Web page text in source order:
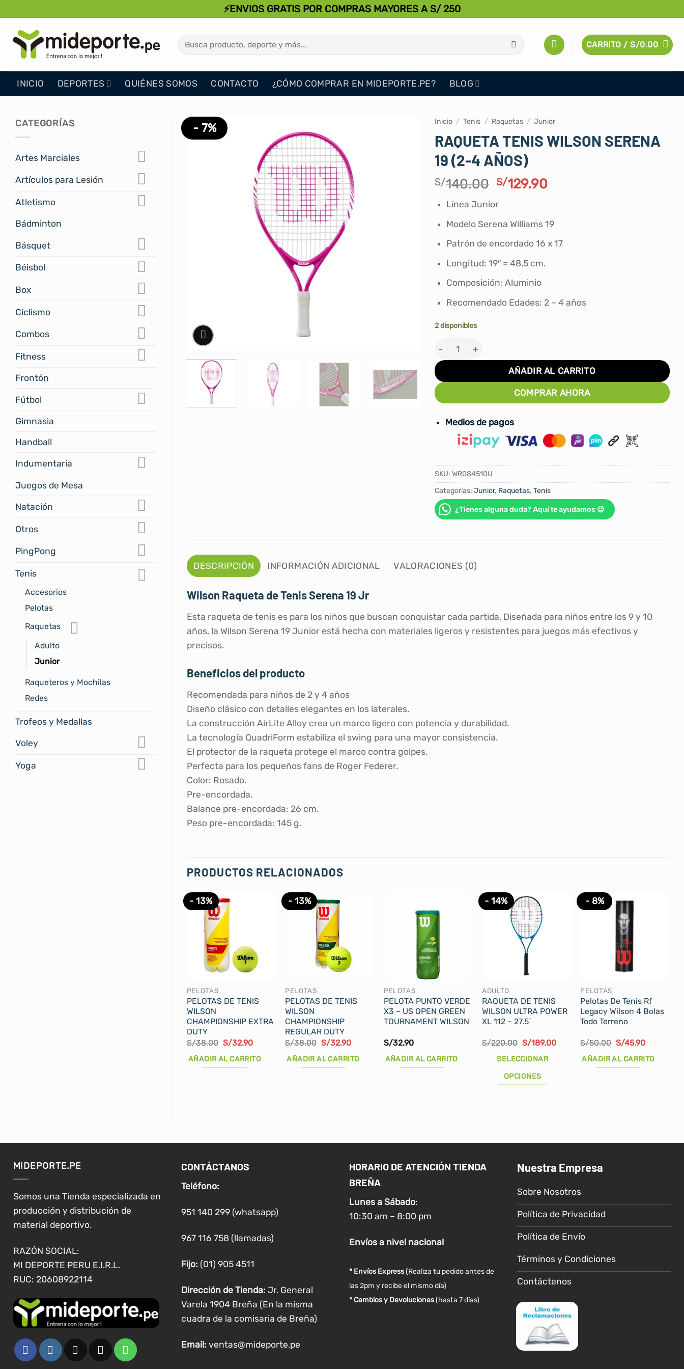
al
contenido
⚡ENVIOS GRATIS POR COMPRAS MAYORES A S/ 250
Buscar
por:
CARRITO /S/0.00
INICIO DEPORTES QUIÉNES SOMOS CONTACTO ¿CÓMO COMPRAR EN MIDEPORTE.PE? BLOG
CATEGORÍAS
Artes Marciales
Artículos para Lesión
Atletismo
Bádminton
Básquet
Béisbol
Box
Ciclismo
Combos
Fitness
Frontón
Fútbol
Gimnasia
Handball
Indumentaria
Juegos de Mesa
Natación
Otros
PingPong
Tenis
Accesorios
Pelotas
Raquetas
Adulto
Junior
Raqueteros y Mochilas
Redes
Trofeos y Medallas
Voley
Yoga
- 7% Inicio / Tenis / Raquetas / Junior
RAQUETA TENIS WILSON SERENA
19 (2-4 AÑOS)
S/140.00 El
original
era:
S/140.00.
S/129.90El
es:
S/129.90.
Línea Junior
Modelo Serena Williams 19
Patrón de encordado 16 x 17
Longitud: 19″ = 48,5 cm.
Composición: Aluminio
Recomendado Edades: 2 – 4 años
2 disponibles
RAQUETA TENIS WILSON SERENA 19 (2-4 AÑOS) cantidad
AÑADIR AL CARRITO
COMPRAR AHORA
Medios de pagos
SKU: WR084510U
Categorías: Junior, Raquetas, Tenis
¿Tienes alguna duda? Aquí te ayudamos 😉
DESCRIPCIÓN INFORMACIÓN ADICIONAL VALORACIONES (0)
Wilson Raqueta de Tenis Serena 19 Jr
Esta raqueta de tenis es para los niños que buscan conquistar cada partida. Diseñada para niños entre los 9 y 10
años, la Wilson Serena 19 Junior está hecha con materiales ligeros y resistentes para juegos más efectivos y
precisos.
Beneficios del producto
Recomendada para niños de 2 y 4 años
Diseño clásico con detalles elegantes en los laterales.
La construcción AirLite Alloy crea un marco ligero con potencia y durabilidad.
La tecnología QuadriForm estabiliza el swing para una mayor consistencia.
El protector de la raqueta protege el marco contra golpes.
Perfecta para los pequeños fans de Roger Federer.
Color: Rosado.
Pre-encordada.
Balance pre-encordada: 26 cm.
Peso pre-encordada: 145 g.
PRODUCTOS RELACIONADOS
- 13%
PELOTAS
PELOTAS DE TENIS
WILSON
CHAMPIONSHIP EXTRA
DUTY
S/38.00 El
precio
original
era:
S/32.90El
actual
AÑADIR AL CARRITO
- 13%
PELOTAS
PELOTAS DE TENIS
WILSON
CHAMPIONSHIP
REGULAR DUTY
S/38.00 El
precio
original
era:
S/32.90El
actual
AÑADIR AL CARRITO
PELOTAS
PELOTA PUNTO VERDE
X3 – US OPEN GREEN
TOURNAMENT WILSON
S/32.90
AÑADIR AL CARRITO
- 14%
ADULTO
RAQUETA DE TENIS
WILSON ULTRA POWER
XL 112 – 27.5¨
S/220.00 El
precio
original
S/220.00.
S/189.00El
SELECCIONAR
OPCIONES
variantes.
opciones
producto
- 8%
PELOTAS
Pelotas De Tenis Rf
Legacy Wilson 4 Bolas
Todo Terreno
S/50.00 El
precio
original
era:
S/45.90El
actual
AÑADIR AL CARRITO
MIDEPORTE.PE
Somos una Tienda especializada en
producción y distribución de
material deportivo.
RAZÓN SOCIAL:
MI DEPORTE PERU E.I.R.L.
RUC: 20608922114
CONTÁCTANOS
Teléfono:
951 140 299 (whatsapp)
967 116 758 (llamadas)
Fijo: (01) 905 4511
Dirección de Tienda: Jr. General
Varela 1904 Breña (En la misma
cuadra de la comisaria de Breña)
Email: ventas@mideporte.pe
HORARIO DE ATENCIÓN TIENDA
BREÑA
Lunes a Sábado:
10:30 am – 8:00 pm
Envíosa nivel nacional
* Envíos Express(Realiza tu pedido antes de
las 2pm y recibe el mismo día)
* Cambios y Devoluciones (hasta 7 días)
Nuestra Empresa
Sobre Nosotros
Política de Privacidad
Política de Envío
Términos y Condiciones
Contáctenos